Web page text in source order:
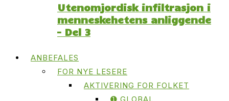
Utenomjordisk infiltrasjon i
menneskehetens anliggende
– Del 3
ANBEFALES
FOR NYE LESERE
AKTIVERING FOR FOLKET
➊ GLOBAL